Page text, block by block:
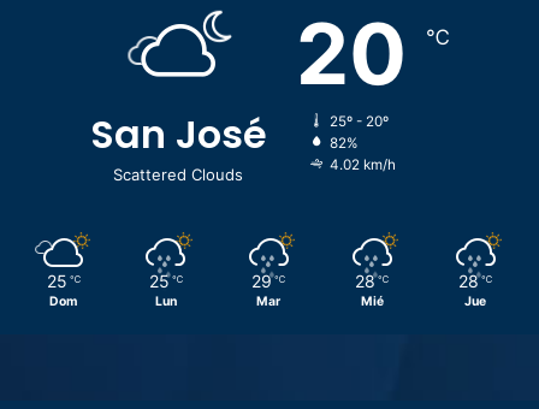
San José
Scattered Clouds
20 ℃
25º - 20º
82%
4.02 km/h
25 ℃
Dom
25 ℃
Lun
29 ℃
Mar
28 ℃
Mié
28 ℃
Jue